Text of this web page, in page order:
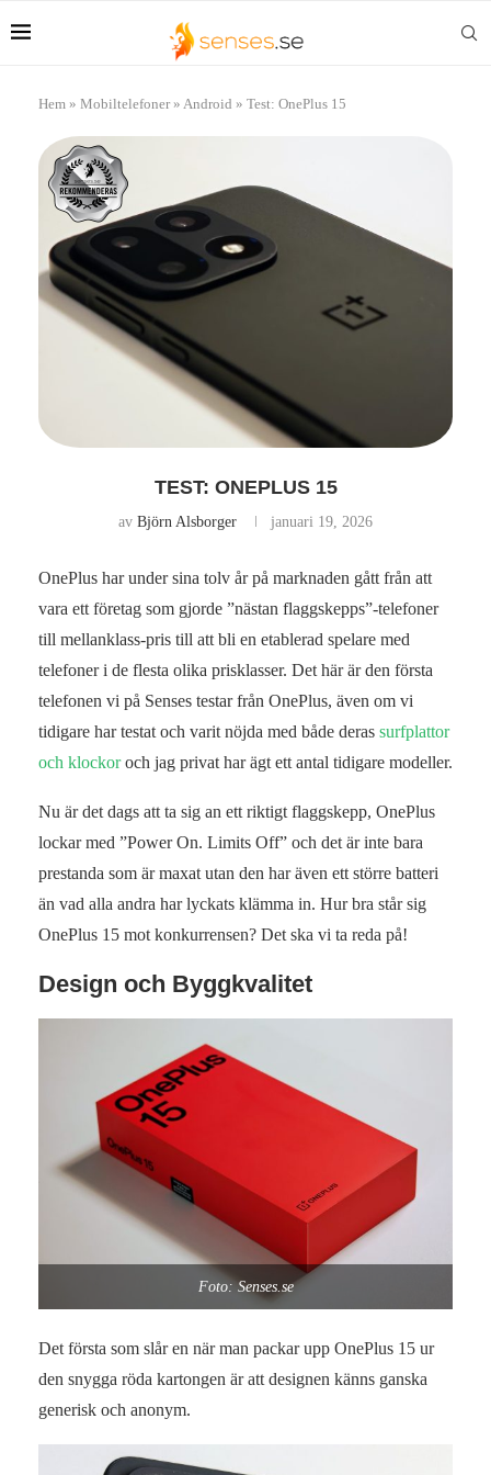
Hem » Mobiltelefoner» Android » Test: OnePlus 15
TEST: ONEPLUS 15
av Björn Alsborger januari 19, 2026
OnePlus har under sina tolv år på marknaden gått från att
vara ett företag som gjorde ”nästan flaggskepps”-telefoner
till mellanklass-pris till att bli en etablerad spelare med
telefoner i de flesta olika prisklasser. Det här är den första
telefonen vi på Senses testar från OnePlus, även om vi
tidigare har testat och varit nöjda med både deras surfplattor
och klockoroch jag privat har ägt ett antal tidigare modeller.
Nu är det dags att ta sig an ett riktigt flaggskepp, OnePlus
lockar med ”Power On. Limits Off” och det är inte bara
prestanda som är maxat utan den har även ett större batteri
än vad alla andra har lyckats klämma in. Hur bra står sig
OnePlus 15 mot konkurrensen? Det ska vi ta reda på!
Design och Byggkvalitet
Foto: Senses.se
Det första som slår en när man packar upp OnePlus 15 ur
den snygga röda kartongen är att designen känns ganska
generisk och anonym.